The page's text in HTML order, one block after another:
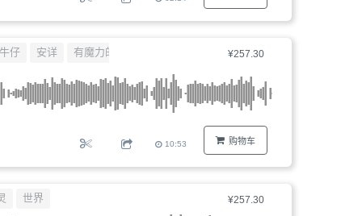
¥257.30
购物车
仔 安详 有魔力的
10:53
¥257.30
世界